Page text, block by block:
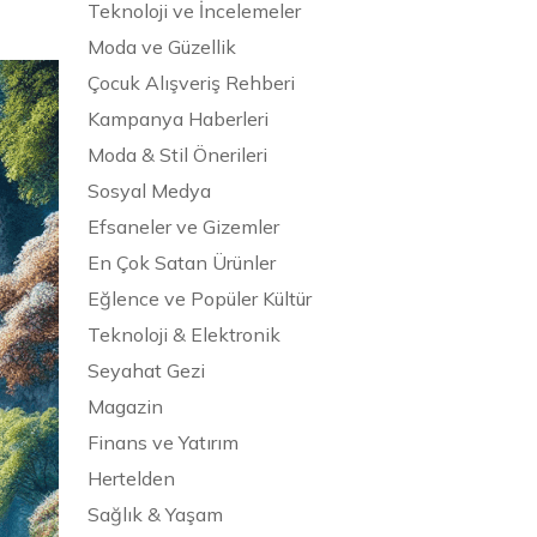
Teknoloji ve İncelemeler
Moda ve Güzellik
Çocuk Alışveriş Rehberi
Kampanya Haberleri
Moda & Stil Önerileri
Sosyal Medya
Efsaneler ve Gizemler
En Çok Satan Ürünler
Eğlence ve Popüler Kültür
Teknoloji & Elektronik
Seyahat Gezi
Magazin
Finans ve Yatırım
Hertelden
Sağlık & Yaşam